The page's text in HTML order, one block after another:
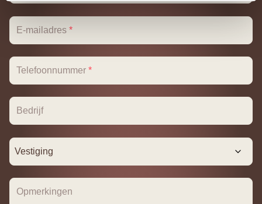
E-mailadres *
Telefoonnummer *
Bedrijf
Vestiging
Opmerkingen